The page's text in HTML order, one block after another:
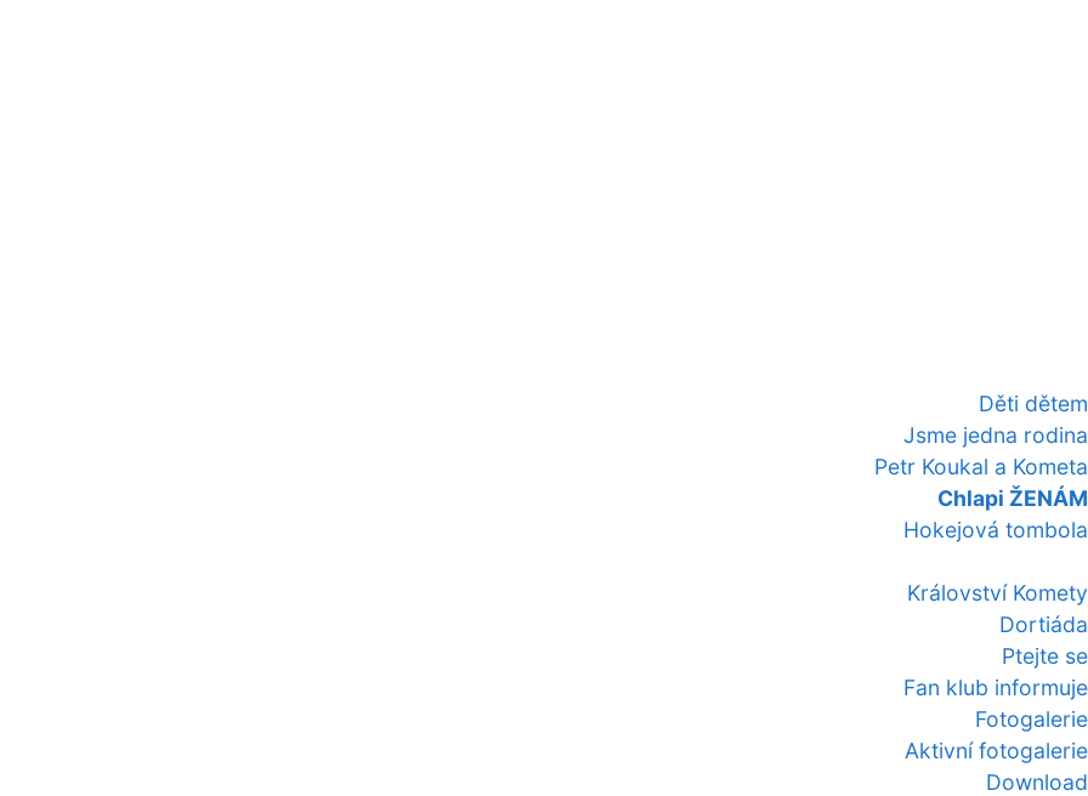
Děti dětem
Jsme jedna rodina
Petr Koukal a Kometa
Chlapi ŽENÁM
Hokejová tombola
Království Komety
Dortiáda
Ptejte se
Fan klub informuje
Fotogalerie
Aktivní fotogalerie
Download